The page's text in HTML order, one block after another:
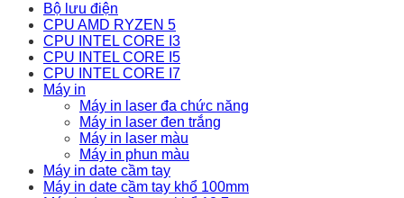
Bộ lưu điện
CPU AMD RYZEN 5
CPU INTEL CORE I3
CPU INTEL CORE I5
CPU INTEL CORE I7
Máy in
Máy in laser đa chức năng
Máy in laser đen trắng
Máy in laser màu
Máy in phun màu
Máy in date cầm tay
Máy in date cầm tay khổ 100mm